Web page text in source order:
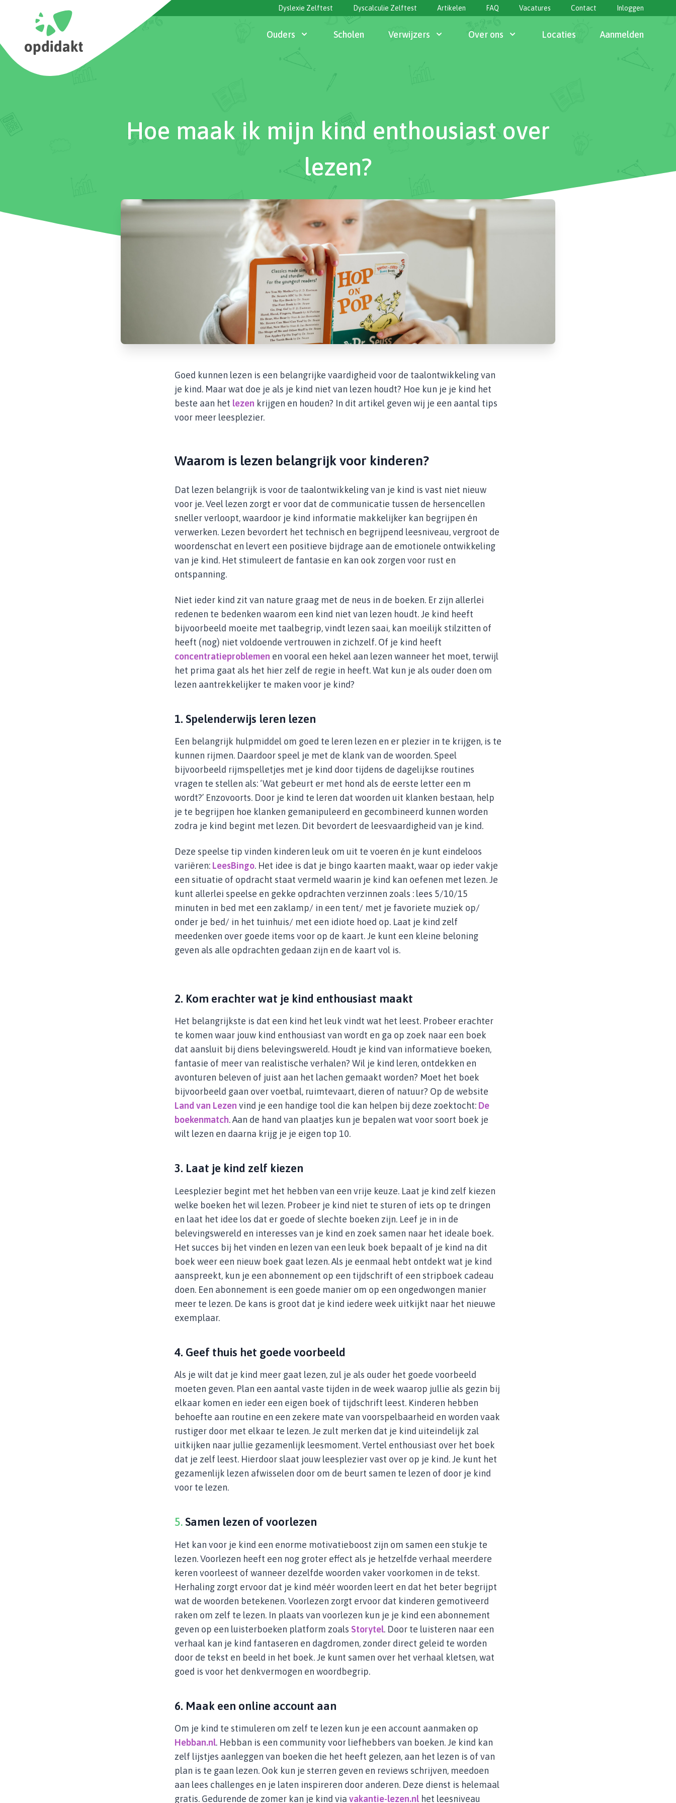
Dyslexie Zelftest Dyscalculie Zelftest Artikelen FAQ Vacatures Contact Inloggen
Inloggen Ouders Scholen Verwijzers Over ons Locaties Aanmelden
Hoe maak ik mijn kind enthousiast over
lezen?
Goed kunnen lezen is een belangrijke vaardigheid voor de taalontwikkeling van
je kind. Maar wat doe je als je kind niet van lezen houdt? Hoe kun je je kind het
beste aan het lezen krijgen en houden? In dit artikel geven wij je een aantal tips
voor meer leesplezier.
Waarom is lezen belangrijk voor kinderen?
Dat lezen belangrijk is voor de taalontwikkeling van je kind is vast niet nieuw
voor je. Veel lezen zorgt er voor dat de communicatie tussen de hersencellen
sneller verloopt, waardoor je kind informatie makkelijker kan begrijpen én
verwerken. Lezen bevordert het technisch en begrijpend leesniveau, vergroot de
woordenschat en levert een positieve bijdrage aan de emotionele ontwikkeling
van je kind. Het stimuleert de fantasie en kan ook zorgen voor rust en
ontspanning.
Niet ieder kind zit van nature graag met de neus in de boeken. Er zijn allerlei
redenen te bedenken waarom een kind niet van lezen houdt. Je kind heeft
bijvoorbeeld moeite met taalbegrip, vindt lezen saai, kan moeilijk stilzitten of
heeft (nog) niet voldoende vertrouwen in zichzelf. Of je kind heeft
concentratieproblemen en vooral een hekel aan lezen wanneer het moet, terwijl
het prima gaat als het hier zelf de regie in heeft. Wat kun je als ouder doen om
lezen aantrekkelijker te maken voor je kind?
1. Spelenderwijs leren lezen
Een belangrijk hulpmiddel om goed te leren lezen en er plezier in te krijgen, is te
kunnen rijmen. Daardoor speel je met de klank van de woorden. Speel
bijvoorbeeld rijmspelletjes met je kind door tijdens de dagelijkse routines
vragen te stellen als: ‘Wat gebeurt er met hond als de eerste letter een m
wordt?’ Enzovoorts. Door je kind te leren dat woorden uit klanken bestaan, help
je te begrijpen hoe klanken gemanipuleerd en gecombineerd kunnen worden
zodra je kind begint met lezen. Dit bevordert de leesvaardigheid van je kind.
Deze speelse tip vinden kinderen leuk om uit te voeren én je kunt eindeloos
variëren: LeesBingo. Het idee is dat je bingo kaarten maakt, waar op ieder vakje
een situatie of opdracht staat vermeld waarin je kind kan oefenen met lezen. Je
kunt allerlei speelse en gekke opdrachten verzinnen zoals : lees 5/10/15
minuten in bed met een zaklamp/ in een tent/ met je favoriete muziek op/
onder je bed/ in het tuinhuis/ met een idiote hoed op. Laat je kind zelf
meedenken over goede items voor op de kaart. Je kunt een kleine beloning
geven als alle opdrachten gedaan zijn en de kaart vol is.
2. Kom erachter wat je kind enthousiast maakt
Het belangrijkste is dat een kind het leuk vindt wat het leest. Probeer erachter
te komen waar jouw kind enthousiast van wordt en ga op zoek naar een boek
dat aansluit bij diens belevingswereld. Houdt je kind van informatieve boeken,
fantasie of meer van realistische verhalen? Wil je kind leren, ontdekken en
avonturen beleven of juist aan het lachen gemaakt worden? Moet het boek
bijvoorbeeld gaan over voetbal, ruimtevaart, dieren of natuur? Op de website
Land van Lezen vind je een handige tool die kan helpen bij deze zoektocht: De
boekenmatch. Aan de hand van plaatjes kun je bepalen wat voor soort boek je
wilt lezen en daarna krijg je je eigen top 10.
3. Laat je kind zelf kiezen
Leesplezier begint met het hebben van een vrije keuze. Laat je kind zelf kiezen
welke boeken het wil lezen. Probeer je kind niet te sturen of iets op te dringen
en laat het idee los dat er goede of slechte boeken zijn. Leef je in in de
belevingswereld en interesses van je kind en zoek samen naar het ideale boek.
Het succes bij het vinden en lezen van een leuk boek bepaalt of je kind na dit
boek weer een nieuw boek gaat lezen. Als je eenmaal hebt ontdekt wat je kind
aanspreekt, kun je een abonnement op een tijdschrift of een stripboek cadeau
doen. Een abonnement is een goede manier om op een ongedwongen manier
meer te lezen. De kans is groot dat je kind iedere week uitkijkt naar het nieuwe
exemplaar.
4. Geef thuis het goede voorbeeld
Als je wilt dat je kind meer gaat lezen, zul je als ouder het goede voorbeeld
moeten geven. Plan een aantal vaste tijden in de week waarop jullie als gezin bij
elkaar komen en ieder een eigen boek of tijdschrift leest. Kinderen hebben
behoefte aan routine en een zekere mate van voorspelbaarheid en worden vaak
rustiger door met elkaar te lezen. Je zult merken dat je kind uiteindelijk zal
uitkijken naar jullie gezamenlijk leesmoment. Vertel enthousiast over het boek
dat je zelf leest. Hierdoor slaat jouw leesplezier vast over op je kind. Je kunt het
gezamenlijk lezen afwisselen door om de beurt samen te lezen of door je kind
voor te lezen.
5. Samen lezen of voorlezen
Het kan voor je kind een enorme motivatieboost zijn om samen een stukje te
lezen. Voorlezen heeft een nog groter effect als je hetzelfde verhaal meerdere
keren voorleest of wanneer dezelfde woorden vaker voorkomen in de tekst.
Herhaling zorgt ervoor dat je kind méér woorden leert en dat het beter begrijpt
wat de woorden betekenen. Voorlezen zorgt ervoor dat kinderen gemotiveerd
raken om zelf te lezen. In plaats van voorlezen kun je je kind een abonnement
geven op een luisterboeken platform zoals Storytel. Door te luisteren naar een
verhaal kan je kind fantaseren en dagdromen, zonder direct geleid te worden
door de tekst en beeld in het boek. Je kunt samen over het verhaal kletsen, wat
goed is voor het denkvermogen en woordbegrip.
6. Maak een online account aan
Om je kind te stimuleren om zelf te lezen kun je een account aanmaken op
Hebban.nl. Hebban is een community voor liefhebbers van boeken. Je kind kan
zelf lijstjes aanleggen van boeken die het heeft gelezen, aan het lezen is of van
plan is te gaan lezen. Ook kun je sterren geven en reviews schrijven, meedoen
aan lees challenges en je laten inspireren door anderen. Deze dienst is helemaal
gratis. Gedurende de zomer kan je kind via vakantie-lezen.nl het leesniveau